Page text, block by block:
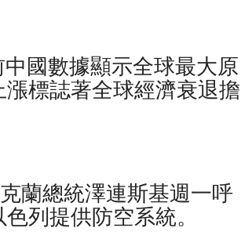
國數據顯示全球最大原
標誌著全球經濟衰退擔
蘭總統澤連斯基週一呼
列提供防空系統。